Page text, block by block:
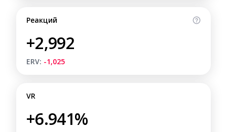
Реакций
+2,992
ERV: -1,025
VR
+6.941%